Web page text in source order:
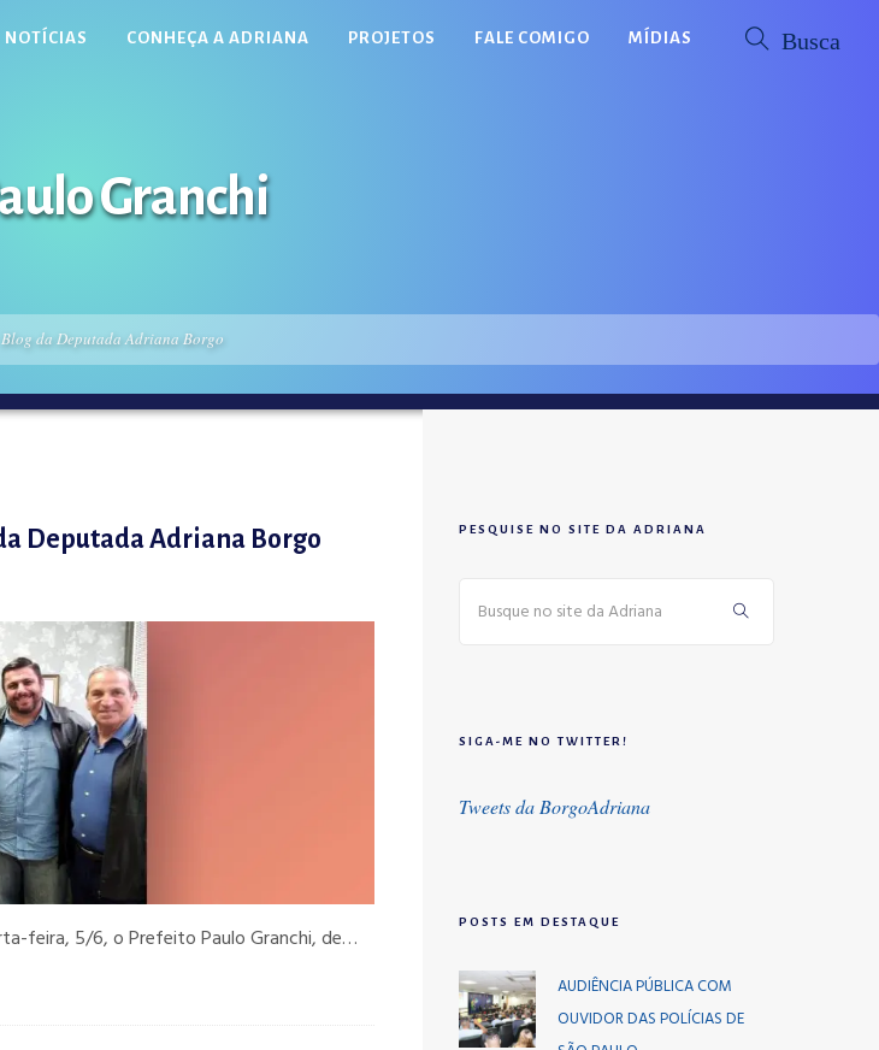
NOTÍCIAS CONHEÇA A ADRIANA PROJETOS FALE COMIGO MÍDIAS
Granchi
Blog da Deputada Adriana Borgo
Deputada Adriana Borgo
feira, 5/6, o Prefeito Paulo Granchi, de…
PESQUISE NO SITE DA ADRIANA
SIGA-ME NO TWITTER!
Tweets da BorgoAdriana
POSTS EM DESTAQUE
AUDIÊNCIA PÚBLICA COM
OUVIDOR DAS POLÍCIAS DE